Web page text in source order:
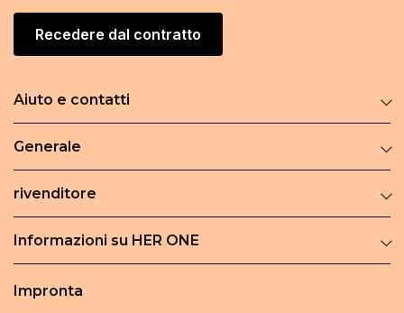
Recedere dal contratto
Aiuto e contatti
Generale
rivenditore
Informazioni su HER ONE
Impronta